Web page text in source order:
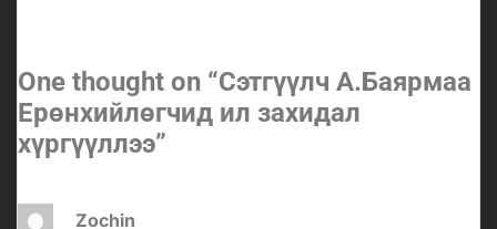
One thought on “Сэтгүүлч А.Баярмаа
Ерөнхийлөгчид ил захидал
хүргүүллээ”
Zochin